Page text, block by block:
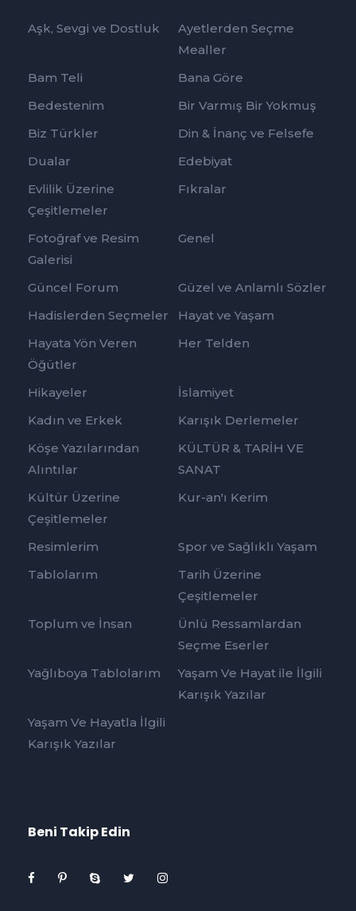
Aşk, Sevgi ve Dostluk
Ayetlerden Seçme
Mealler
Bam Teli
Bana Göre
Bedestenim
Bir Varmış Bir Yokmuş
Biz Türkler
Din & İnanç ve Felsefe
Dualar
Edebiyat
Evlilik Üzerine
Çeşitlemeler
Fıkralar
Fotoğraf ve Resim
Galerisi
Genel
Güncel Forum
Güzel ve Anlamlı Sözler
Hadislerden Seçmeler
Hayat ve Yaşam
Hayata Yön Veren
Öğütler
Her Telden
Hikayeler
İslamiyet
Kadın ve Erkek
Karışık Derlemeler
Köşe Yazılarından
Alıntılar
KÜLTÜR & TARİH VE
SANAT
Kültür Üzerine
Çeşitlemeler
Kur-an'ı Kerim
Resimlerim
Spor ve Sağlıklı Yaşam
Tablolarım
Tarih Üzerine
Çeşitlemeler
Toplum ve İnsan
Ünlü Ressamlardan
Seçme Eserler
Yağlıboya Tablolarım
Yaşam Ve Hayat ile İlgili
Karışık Yazılar
Yaşam Ve Hayatla İlgili
Karışık Yazılar
Beni Takip Edin